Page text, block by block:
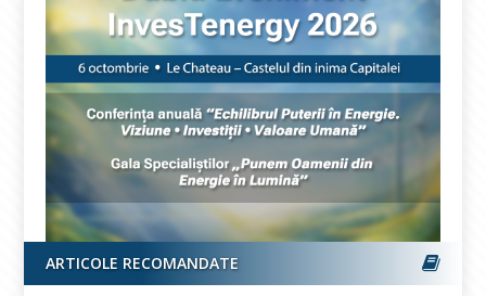
ARTICOLE RECOMANDATE